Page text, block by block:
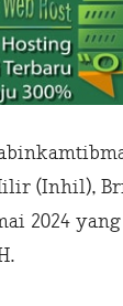
(Inhil),
2024